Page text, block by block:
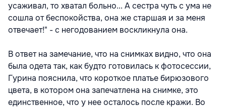
усаживал, то хватал больно... А сестра чуть с ума не
сошла от беспокойства, она же старшая и за меня
отвечает!" - с негодованием воскликнула она.
В ответ на замечание, что на снимках видно, что она
была одета так, как будто готовилась к фотосессии,
Гурина пояснила, что короткое платье бирюзового
цвета, в котором она запечатлена на снимке, это
единственное, что у нее осталось после кражи. Во